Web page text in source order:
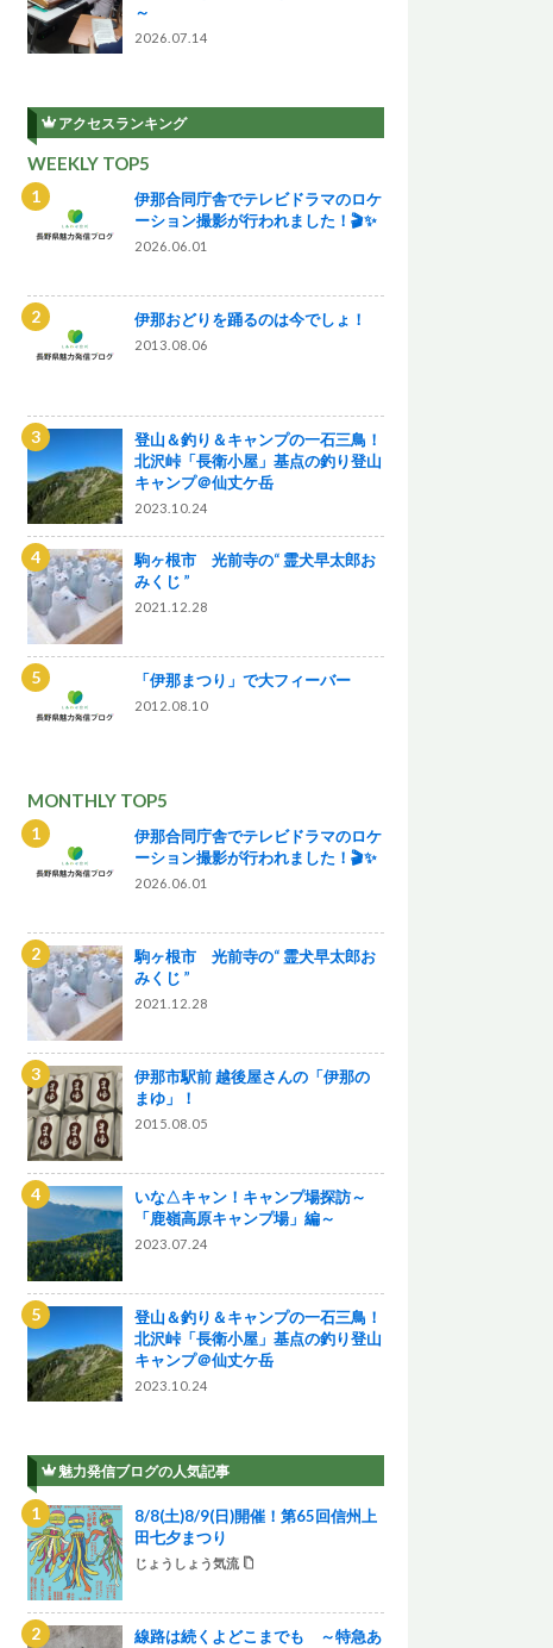
～
2026.07.14
アクセスランキング
WEEKLY TOP5
伊那合同庁舎でテレビドラマのロケ
ーション撮影が行われました！🎬✨
2026.06.01
伊那おどりを踊るのは今でしょ！
2013.08.06
登山＆釣り＆キャンプの一石三鳥！
北沢峠「長衛小屋」基点の釣り登山
キャンプ＠仙丈ケ岳
2023.10.24
駒ヶ根市 光前寺の“ 霊犬早太郎お
みくじ ”
2021.12.28
「伊那まつり」で大フィーバー
2012.08.10
MONTHLY TOP5
伊那合同庁舎でテレビドラマのロケ
ーション撮影が行われました！🎬✨
2026.06.01
駒ヶ根市 光前寺の“ 霊犬早太郎お
みくじ ”
2021.12.28
伊那市駅前 越後屋さんの「伊那の
まゆ」！
2015.08.05
いな△キャン！キャンプ場探訪～
「鹿嶺高原キャンプ場」編～
2023.07.24
登山＆釣り＆キャンプの一石三鳥！
北沢峠「長衛小屋」基点の釣り登山
キャンプ＠仙丈ケ岳
2023.10.24
魅力発信ブログの人気記事
8/8(土)8/9(日)開催！第65回信州上
田七夕まつり
じょうしょう気流
線路は続くよどこまでも ～特急あ